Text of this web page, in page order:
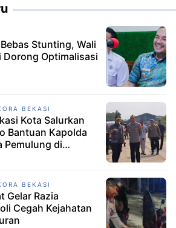
Stunting, Wali
Dorong Optimalisasi
BEKASI
Kota Salurkan
Bantuan Kapolda
Pemulung di
BEKASI
Gelar Razia
Cegah Kejahatan